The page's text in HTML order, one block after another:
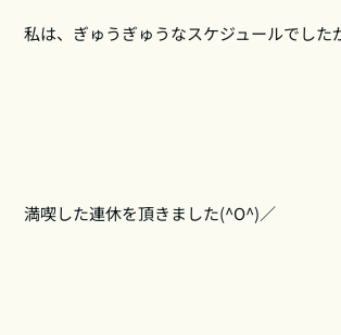
私は、ぎゅうぎゅうなスケジュールでした
満喫した連休を頂きました(^O^)／